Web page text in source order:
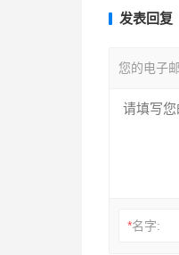
发表回复
您的电子
*名字: